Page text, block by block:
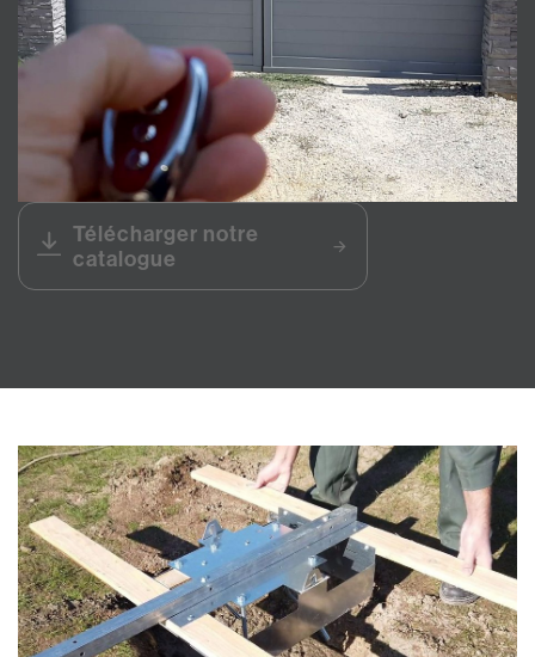
Télécharger notre
catalogue